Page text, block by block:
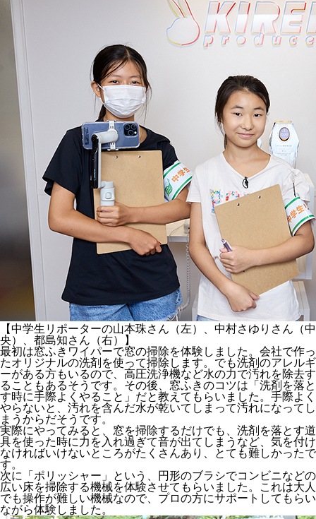
【中学生リポーターの山本珠さん（左）、中村さゆりさん（中
央）、都島知さん（右）】
最初は窓ふきワイパーで窓の掃除を体験しました。会社で作っ
たオリジナルの洗剤を使って掃除します。でも洗剤のアレルギ
ーがある方もいるので、高圧洗浄機など水の力で汚れを除去す
ることもあるそうです。その後、窓ふきのコツは「洗剤を落と
す時に手際よくやること」だと教えてもらいました。手際よく
やらないと、汚れを含んだ水が乾いてしまって汚れになってし
まうからだそうです。
実際にやってみると、窓を掃除するだけでも、洗剤を落とす道
具を使った時に力を入れ過ぎて音が出てしまうなど、気を付け
なければいけないところがたくさんあり、とても難しかったで
す。
次に「ポリッシャー」という、円形のブラシでコンビニなどの
広い床を掃除する機械を体験させてもらいました。これは大人
でも操作が難しい機械なので、プロの方にサポートしてもらい
ながら体験しました。